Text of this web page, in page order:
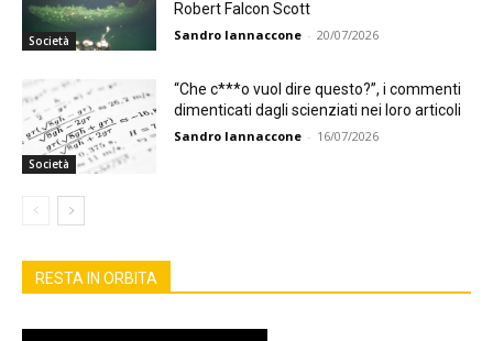
Società
Robert Falcon Scott
Sandro Iannaccone - 20/07/2026
Società
“Che c***o vuol dire questo?”, i commenti
dimenticati dagli scienziati nei loro articoli
Sandro Iannaccone - 16/07/2026
RESTA IN ORBITA